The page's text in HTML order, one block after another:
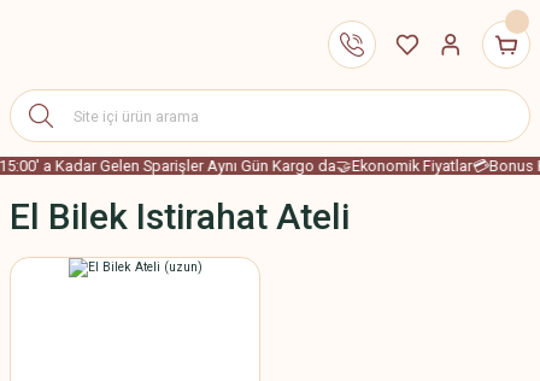
a Kadar Gelen Sparişler Aynı Gün Kargo da🤝Ekonomik Fiyatlar💳Bonus
El Bilek Istirahat Ateli